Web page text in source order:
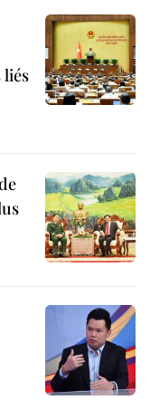
liés